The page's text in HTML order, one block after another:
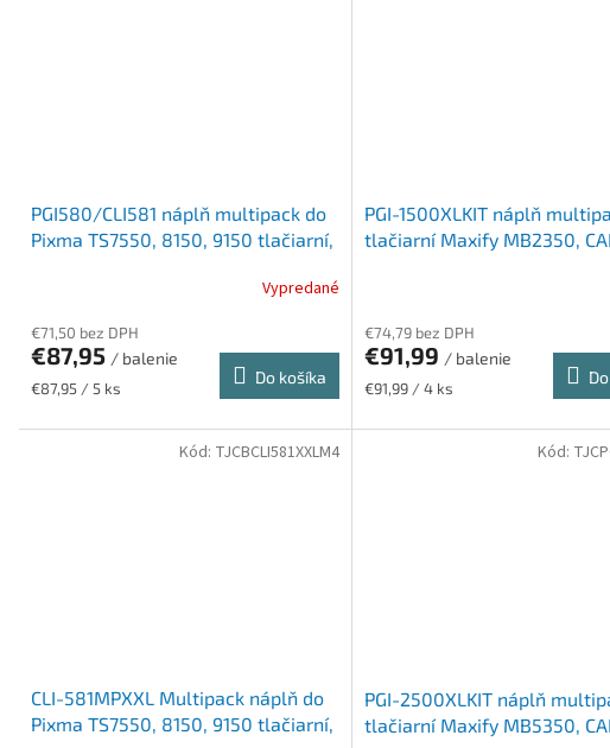
PGI580/CLI581 náplň multipack do
Pixma TS7550, 8150, 9150 tlačiarní,
Vypredané
€71,50 bez DPH
€87,95 / balenie
Jednotková
€87,95 / 5 ks
Do košíka
PGI-1500XLKIT náplň
tlačiarní Maxify MB2350,
€74,79 bez DPH
€91,99 / balenie
Jednotková
€91,99 / 4 ks
CLI-581MPXXL Multipack náplň do
Pixma TS7550, 8150, 9150 tlačiarní,
Kód: TJCBCLI581XXLM4
PGI-2500XLKIT náplň
tlačiarní Maxify MB5350,
Kód: